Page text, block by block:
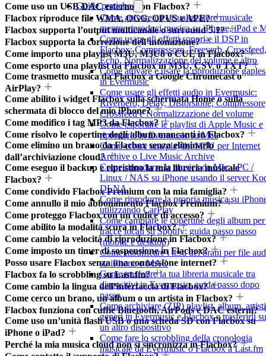
Guide pratiche
Come attivare un visualizzatore musicale
mentre riproduci musica su iPhone, iPad e
Come usare gli effetti sonori e il DSP in
Flacbox: Compressore, Freeverb, Crossfeed,
Echo, Normalizzazione del volume e altro
Come attivare e usare la riproduzione
in Evermusic
Come usare gli effetti audio in Evermusic:
Riverbero, Delay, Distorsione,
Crossfeed e Normalizzazione del volume
Come esportare le playlist di Apple Music e
riprodurle in Evermusic su Mac
Come creare una playlist M3U per Internet
Archive o Live Music Archive
Come riprodurre la musica da Mac / PC /
Linux / NAS su iPhone usando il server
DLNA
Come riprodurre la propria musica su
utilizzando CarPlay
Come cambiare le copertine degli album
tracce locali su Spotify: guida passo passo
(mobile e desktop)
Come modificare i testi dei brani per file
su iPhone o MAC
Come trasferire la tua libreria musicale tra
dispositivi in Evermusic: guida passo dopo
passo
Come archiviare (ZIP) playlist, album,
generi in Evermusic e Flacbox e trasferirli su
un altro dispositivo
Come fare lo scrobbling della cronologia
musicale da Evermusic o Flacbox a Last.fm
Come uso un USB DAC esterno con Flacbox?
Flacbox riproduce file WMA, OGG, OPUS e APE?
Flacbox supporta l’output multicanale o surround 5.1?
Flacbox supporta la correzione dell’intonazione?
Come importo una playlist M3U, M3U8 o CUE in Flacbox?
Come esporto una playlist da Flacbox in M3U, CSV o TXT?
Come trasmetto musica da Flacbox a Google Chromecast o
AirPlay?
Come abilito i widget Flacbox sulla schermata Home o sulla
schermata di blocco del mio iPhone?
Come modifico i tag MP3 da Flacbox?
Come risolvo le copertine degli album mancanti in Flacbox?
Come elimino un brano da Flacbox senza eliminarlo
dall’archiviazione cloud?
Come eseguo il backup e ripristino la mia libreria musicale
Flacbox?
Come condivido Flacbox Premium con la mia famiglia?
Come annullo il mio abbonamento Flacbox Premium?
Come proteggo Flacbox con un codice di accesso?
Come abilito la modalità scura in Flacbox?
Come cambio la velocità di riproduzione in Flacbox?
Come imposto un timer di sospensione in Flacbox?
Posso usare Flacbox senza una connessione internet?
Flacbox fa lo scrobbling su Last.fm?
Come cambio la lingua dell’interfaccia di Flacbox?
Come cerco un brano, un album o un artista in Flacbox?
Flacbox funziona con cuffie Bluetooth, AirPods e DAC esterni?
Come uso un’unità flash USB o una scheda SD con Flacbox su
iPhone o iPad?
Perché la mia musica cloud non si sincronizza in Flacbox?